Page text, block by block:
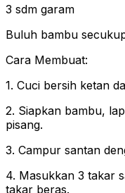
3 sdm garam
Buluh bambu
Cara Membuat:
1. Cuci bersih ketan
2. Siapkan bambu,
pisang.
3. Campur santan
4. Masukkan 3 takar
takar beras.